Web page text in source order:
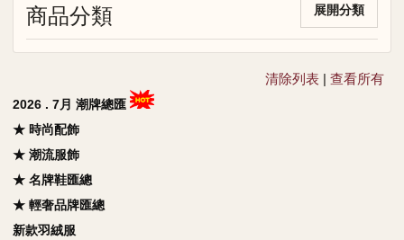
商品分類 展開分類
清除列表 | 查看所有
2026 . 7月 潮牌總匯
★ 時尚配飾
★ 潮流服飾
★ 名牌鞋匯總
★ 輕奢品牌匯總
新款羽絨服